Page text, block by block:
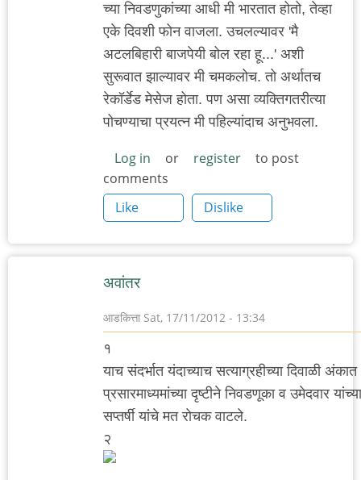
च्या निवडणुकांच्या आधी मी भारतात होतो, तेव्हा
एके दिवशी फोन वाजला. उचलल्यावर 'मै
अटलबिहारी बाजपेयी बोल रहा हू...' अशी
सुरूवात झाल्यावर मी चमकलोच. तो अर्थातच
रेकॉर्डेड मेसेज होता. पण असा व्यक्तिगतरीत्या
पोचण्याचा प्रयत्न मी पहिल्यांदाच अनुभवला.
Log in or register
to post
comments
Like
Dislike
अवांतर
आडकित्ता Sat, 17/11/2012 - 13:34
१
याच संदर्भात यंदाच्याच सत्याग्रहीच्या दिवाळी
प्रसारमाध्यमांच्या दृष्टीने निवडणूका व उमेदवार
सप्तर्षी यांचे मत रोचक वाटले.
२